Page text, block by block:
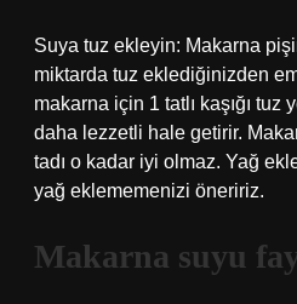
Suya tuz ekleyin: Makarna
miktarda tuz eklediğinizden
makarna için 1 tatlı kaşığı tuz
daha lezzetli hale getirir.
tadı o kadar iyi olmaz. Yağ
yağ eklememenizi öneririz.
Makarna suyu